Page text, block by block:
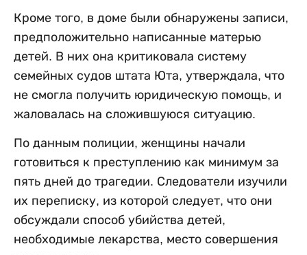
Кроме того, в доме были обнаружены записи,
предположительно написанные матерью
детей. В них она критиковала систему
семейных судов штата Юта, утверждала, что
не смогла получить юридическую помощь, и
жаловалась на сложившуюся ситуацию.
По данным полиции, женщины начали
готовиться к преступлению как минимум за
пять дней до трагедии. Следователи изучили
их переписку, из которой следует, что они
обсуждали способ убийства детей,
необходимые лекарства, место совершения